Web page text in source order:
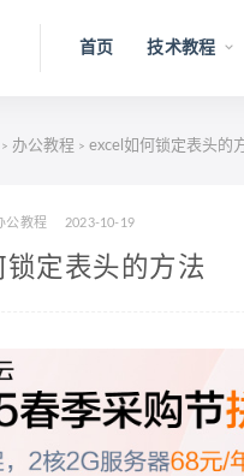
首页 技术教程
> 办公教程 > excel如何锁定表头的
公教程 2023-10-19
锁定表头的方法